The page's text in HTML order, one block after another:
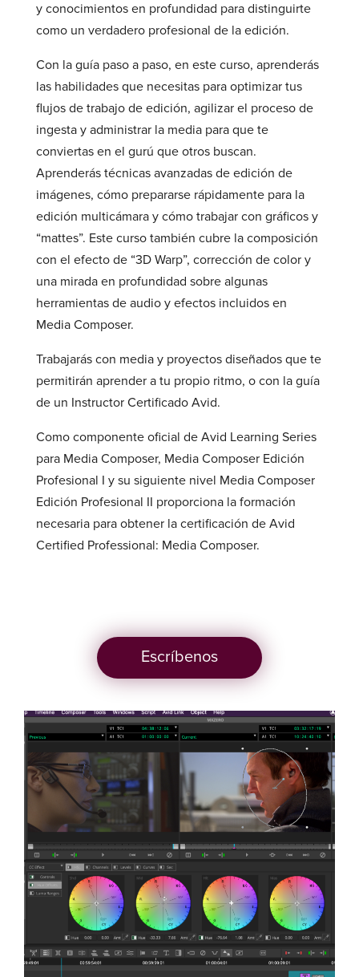
y conocimientos en profundidad para distinguirte
como un verdadero profesional de la edición.
Con la guía paso a paso, en este curso, aprenderás
las habilidades que necesitas para optimizar tus
flujos de trabajo de edición, agilizar el proceso de
ingesta y administrar la media para que te
conviertas en el gurú que otros buscan.
Aprenderás técnicas avanzadas de edición de
imágenes, cómo prepararse rápidamente para la
edición multicámara y cómo trabajar con gráficos y
“mattes”. Este curso también cubre la composición
con el efecto de “3D Warp”, corrección de color y
una mirada en profundidad sobre algunas
herramientas de audio y efectos incluidos en
Media Composer.
Trabajarás con media y proyectos diseñados que te
permitirán aprender a tu propio ritmo, o con la guía
de un Instructor Certificado Avid.
Como componente oficial de Avid Learning Series
para Media Composer, Media Composer Edición
Profesional I y su siguiente nivel Media Composer
Edición Profesional II proporciona la formación
necesaria para obtener la certificación de Avid
Certified Professional: Media Composer.
Escríbenos